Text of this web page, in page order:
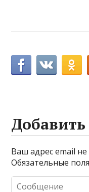
Ваш адрес email
Обязательные